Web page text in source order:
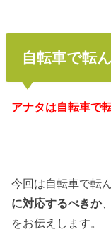
自転車で転
アナタは自転車で
今回は自転車で転
に対応するべきか
をお伝えします。